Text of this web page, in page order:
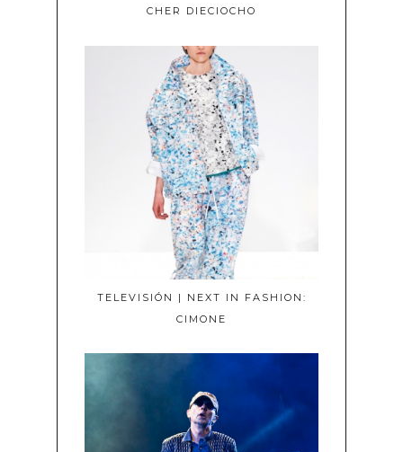
CHER DIECIOCHO
TELEVISIÓN | NEXT IN FASHION:
CIMONE